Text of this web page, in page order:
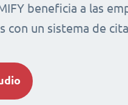
beneficia a las
con un sistema de